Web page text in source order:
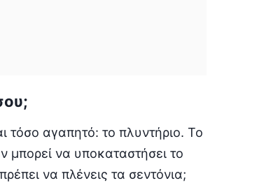
τόσο αγαπητό: το πλυντήριο. Το
μπορεί να υποκαταστήσει το
να πλένεις τα σεντόνια;